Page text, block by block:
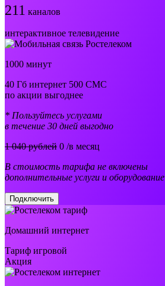
211 каналов
интерактивное телевидение
1000 минут
40 Гб интернет 500 СМС
по акции выгоднее
* Пользуйтесь услугами
в течение 30 дней выгодно
1 040 рублей 0 /в месяц
В стоимость тарифа не включены
дополнительные услуги и оборудование
Подключить
Домашний интернет
Тариф игровой
Акция